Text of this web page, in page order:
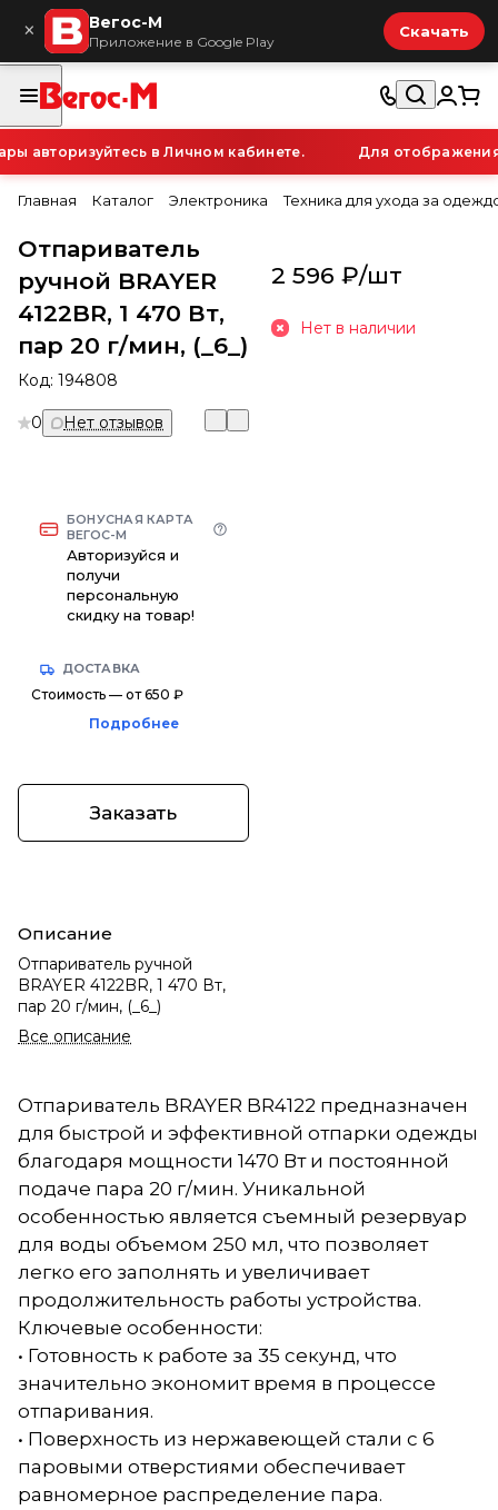
× Вегос-М
Приложение в Google Play
Скачать
авторизуйтесь в Личном кабинете. Для отображения
Главная Каталог Электроника Техника для ухода за
Отпариватель
ручной BRAYER
4122BR, 1 470 Вт,
пар 20 г/мин, (_6_)
Код: 194808
0 Нет отзывов
БОНУСНАЯ КАРТА
ВЕГОС-М
Авторизуйся и
получи
персональную
скидку на товар!
ДОСТАВКА
Стоимость — от 650 ₽
Подробнее
Заказать
Описание
Отпариватель ручной
BRAYER 4122BR, 1 470 Вт,
пар 20 г/мин, (_6_)
Все описание
2 596 ₽/шт
Нет в наличии
Отпариватель BRAYER BR4122 предназначен
для быстрой и эффективной отпарки одежды
благодаря мощности 1470 Вт и постоянной
подаче пара 20 г/мин. Уникальной
особенностью является съемный резервуар
для воды объемом 250 мл, что позволяет
легко его заполнять и увеличивает
продолжительность работы устройства.
Ключевые особенности:
• Готовность к работе за 35 секунд, что
значительно экономит время в процессе
отпаривания.
• Поверхность из нержавеющей стали с 6
паровыми отверстиями обеспечивает
равномерное распределение пара.